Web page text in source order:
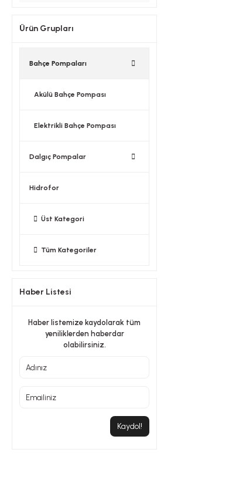
Ürün Grupları
Bahçe Pompaları
Akülü Bahçe Pompası
Elektrikli Bahçe Pompası
Dalgıç Pompalar
Hidrofor
Üst Kategori
Tüm Kategoriler
Haber Listesi
Haber listemize kaydolarak tüm
yeniliklerden haberdar
olabilirsiniz.
Kaydol!